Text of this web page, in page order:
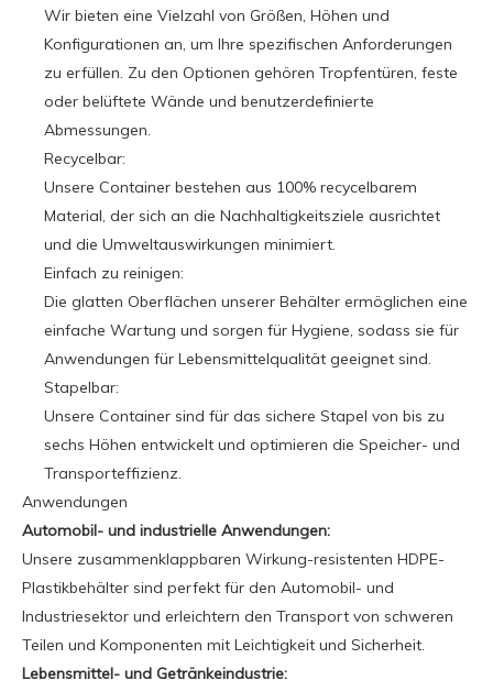
Wir bieten eine Vielzahl von Größen, Höhen und
Konfigurationen an, um Ihre spezifischen Anforderungen
zu erfüllen. Zu den Optionen gehören Tropfentüren, feste
oder belüftete Wände und benutzerdefinierte
Abmessungen.
Recycelbar:
Unsere Container bestehen aus 100% recycelbarem
Material, der sich an die Nachhaltigkeitsziele ausrichtet
und die Umweltauswirkungen minimiert.
Einfach zu reinigen:
Die glatten Oberflächen unserer Behälter ermöglichen eine
einfache Wartung und sorgen für Hygiene, sodass sie für
Anwendungen für Lebensmittelqualität geeignet sind.
Stapelbar:
Unsere Container sind für das sichere Stapel von bis zu
sechs Höhen entwickelt und optimieren die Speicher- und
Transporteffizienz.
Anwendungen
Automobil- und industrielle Anwendungen:
Unsere zusammenklappbaren Wirkung-resistenten HDPE-
Plastikbehälter sind perfekt für den Automobil- und
Industriesektor und erleichtern den Transport von schweren
Teilen und Komponenten mit Leichtigkeit und Sicherheit.
Lebensmittel- und Getränkeindustrie: